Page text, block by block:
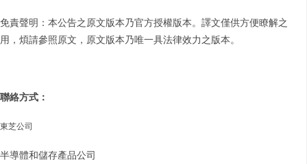
免責聲明：本公告之原文版本乃官方授權版本。譯文僅供方便瞭解之
用，煩請參照原文，原文版本乃唯一具法律效力之版本。
聯絡方式：
東芝公司
半導體和儲存產品公司